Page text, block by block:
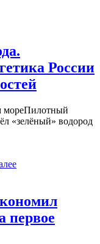
России
мореПилотный
«зелёный» водород
первое